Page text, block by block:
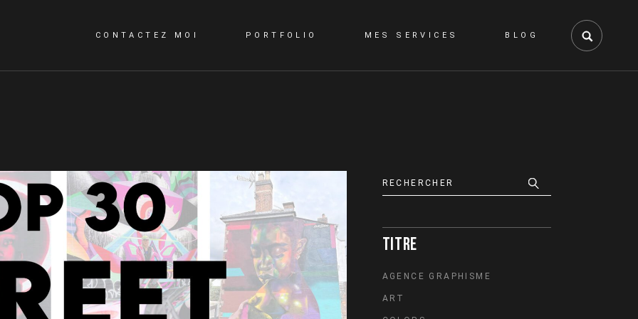
CONTACTEZ MOI PORTFOLIO MES SERVICES BLOG
TITRE
AGENCE GRAPHISME
ART